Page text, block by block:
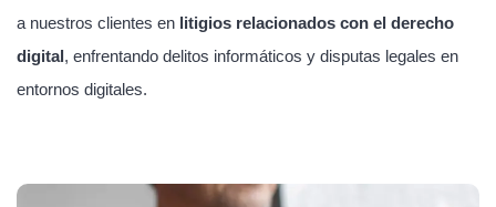
a nuestros clientes en litigios relacionados con el derecho
digital, enfrentando delitos informáticos y disputas legales en
entornos digitales.